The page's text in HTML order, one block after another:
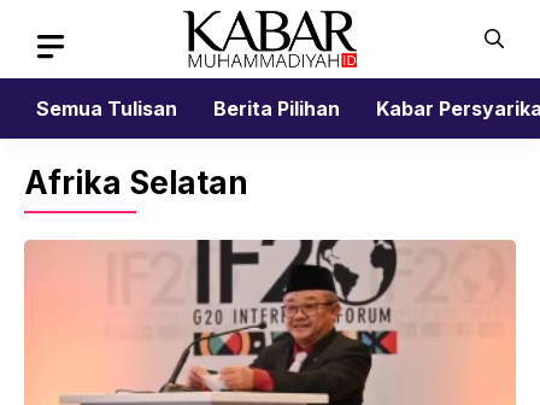
content
Semua Tulisan
Berita Pilihan Kabar
Afrika Selatan